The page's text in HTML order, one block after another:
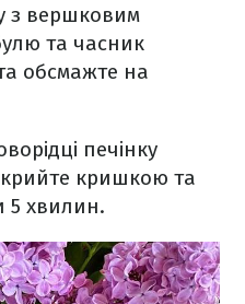
з вершковим
та часник
обсмажте на
печінку
кришкою та
5 хвилин.